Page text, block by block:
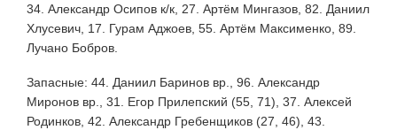
34. Александр Осипов к/к, 27. Артём Мингазов, 82. Даниил
Хлусевич, 17. Гурам Аджоев, 55. Артём Максименко, 89.
Лучано Бобров.
Запасные: 44. Даниил Баринов вр., 96. Александр
Миронов вр., 31. Егор Прилепский (55, 71), 37. Алексей
Родинков, 42. Александр Гребенщиков (27, 46), 43.